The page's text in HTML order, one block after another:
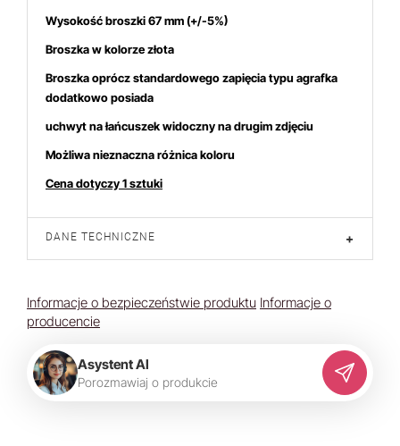
Wysokość broszki 67mm (+/-5%)
Broszka w kolorze złota
Broszka oprócz standardowego zapięcia typu agrafka
dodatkowo posiada
uchwyt na łańcuszekwidoczny na drugim zdjęciu
Możliwa nieznaczna różnica koloru
Cena dotyczy 1 sztuki
DANE TECHNICZNE +
Informacje o bezpieczeństwie produktu Informacje o
producencie
Asystent AI
Porozmawiaj o produkcie